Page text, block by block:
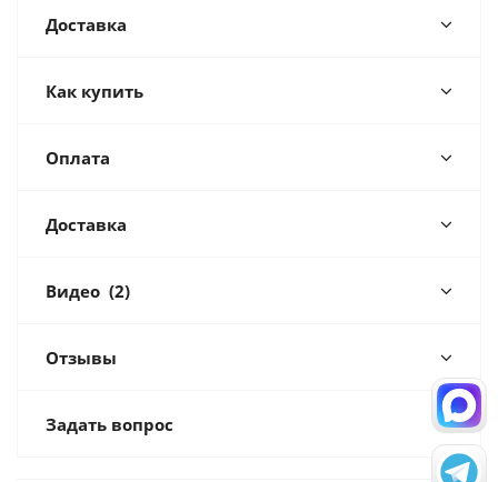
Доставка
Как купить
Оплата
Доставка
Видео (2)
Отзывы
Задать вопрос